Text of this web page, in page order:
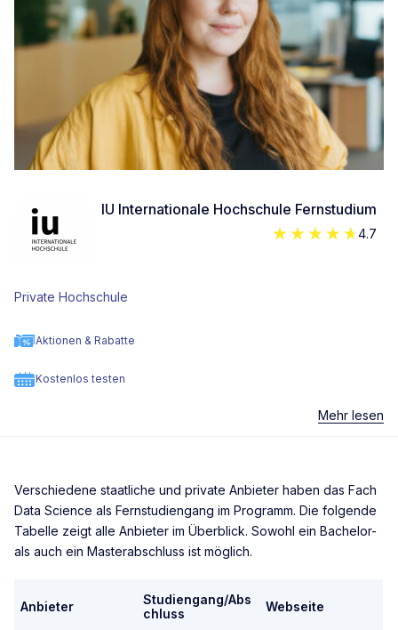
IU Internationale Hochschule Fernstudium
4.7
Private Hochschule
Aktionen & Rabatte
Kostenlos testen
Mehr lesen
Verschiedene staatliche und private Anbieter haben das Fach
Data Science als Fernstudiengang im Programm. Die folgende
Tabelle zeigt alle Anbieter im Überblick. Sowohl ein Bachelor-
als auch ein Masterabschluss ist möglich.
Anbieter
Studiengang/Abs
chluss
Webseite